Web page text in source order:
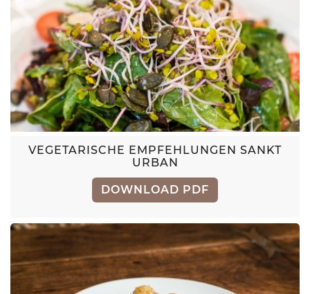
VEGETARISCHE EMPFEHLUNGEN SANKT
URBAN
DOWNLOAD PDF